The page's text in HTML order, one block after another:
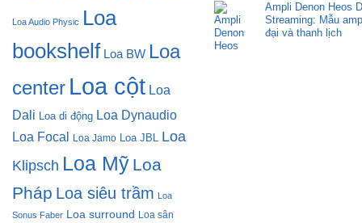
Loa Audio Physic Loa
bookshelf Loa BW Loa
center Loa cột Loa
Dali Loa di động Loa Dynaudio
Loa Focal
Loa Jamo Loa JBL Loa
Klipsch Loa Mỹ Loa
Pháp Loa siêu trầm Loa
Sonus Faber Loa surround Loa sân
Ampli Denon Heos
Streaming: Mẫu
đại và thanh lịch